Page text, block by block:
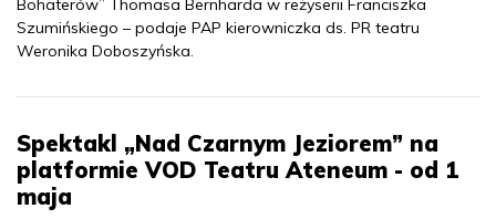
Bohaterów” Thomasa Bernharda w reżyserii Franciszka
Szumińskiego – podaje PAP kierowniczka ds. PR teatru
Weronika Doboszyńska.
Spektakl „Nad Czarnym Jeziorem” na
platformie VOD Teatru Ateneum - od 1
maja